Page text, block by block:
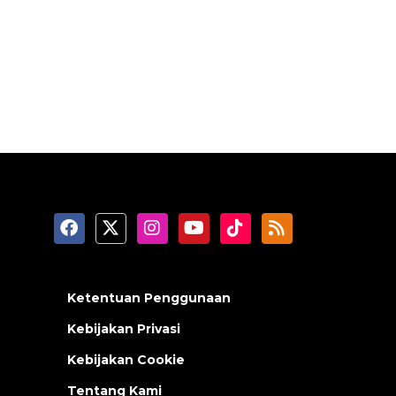
Ketentuan Penggunaan
Kebijakan Privasi
Kebijakan Cookie
Tentang Kami